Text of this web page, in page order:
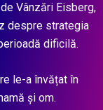
Vânzări Eisberg,
despre strategia
dificilă.
le-a învățat în
și om.